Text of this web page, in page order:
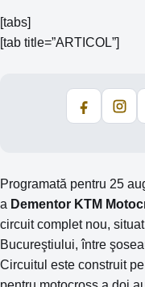
[tabs]
[tab title=”ARTICOL”]
Facebook
Programată pentru 25
a Dementor KTM
circuit complet nou,
Bucureştiului, între
Circuitul este construit